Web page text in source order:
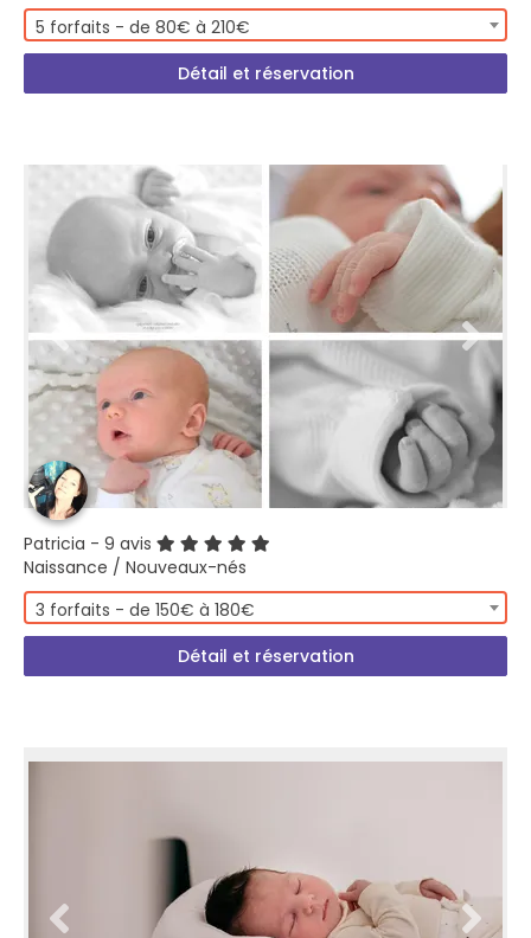
5 forfaits - de 80€ à 210€
Détail et réservation
Patricia - 9 avis
Naissance / Nouveaux-nés
3 forfaits - de 150€ à 180€
Détail et réservation